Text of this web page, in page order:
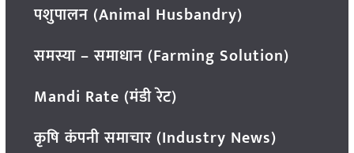
पशुपालन (Animal Husbandry)
समस्या – समाधान (Farming Solution)
Mandi Rate (मंडी रेट)
कृषि कंपनी समाचार (Industry News)